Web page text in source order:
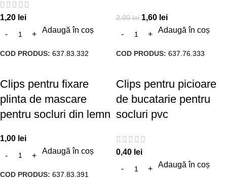
1,20 lei
Adaugă în coș
COD PRODUS: 637.83.332
2,00lei 1,60 lei
Adaugă în coș
COD PRODUS: 637.76.333
Clips pentru fixare
plinta de mascare
pentru socluri din lemn
1,00 lei
Adaugă în coș
COD PRODUS: 637.83.391
Clips pentru picioare
de bucatarie pentru
socluri pvc
0,40 lei
Adaugă în coș